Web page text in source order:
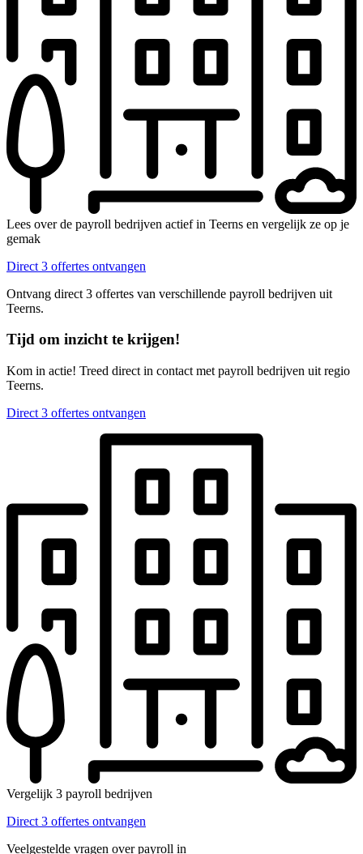
Lees over de payroll bedrijven actief in Teerns en vergelijk ze op je
gemak
Direct 3 offertes ontvangen
Ontvang direct 3 offertes van verschillende payroll bedrijven uit
Teerns.
Tijd om inzicht te krijgen!
Kom in actie! Treed direct in contact met payroll bedrijven uit regio
Teerns.
Direct 3 offertes ontvangen
Vergelijk 3 payroll bedrijven
Direct 3 offertes ontvangen
Veelgestelde vragen over payroll in